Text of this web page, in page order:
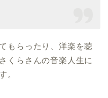
もらったり、洋楽を聴
くらさんの音楽人生に
。